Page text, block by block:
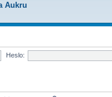
Aukru
Heslo: